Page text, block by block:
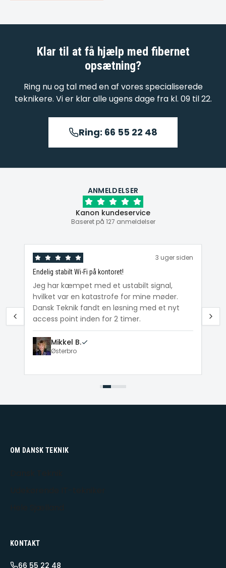
Klar til at få hjælp med fibernet
opsætning?
Ring nu og tal med en af vores specialiserede
teknikere. Vi er klar alle ugens dage fra kl. 09 til 22.
Ring: 66 55 22 48
ANMELDELSER
Kanon kundeservice
Baseret på 127 anmeldelser
3 uger siden
Endelig stabilt Wi-Fi på kontoret!
Jeg har kæmpet med et ustabilt signal,
hvilket var en katastrofe for mine møder.
Dansk Teknik fandt en løsning med et nyt
access point inden for 2 timer.
Mikkel B.
Østerbro
OM DANSK TEKNIK
KONTAKT
66 55 22 48